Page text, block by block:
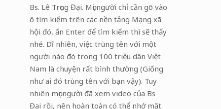
Bs. Lê Trọng Đại. Mọi người chỉ cần gõ vào
ô tìm kiếm trên các nền tảng Mạng xã
hội đó, ấn Enter để tìm kiếm thì sẽ thấy
nhé. Dĩ nhiên, việc trùng tên với một
người nào đó trong 100 triệu dân Việt
Nam là chuyện rất bình thường (Giống
như ai đó trùng tên với bạn vậy). Tuy
nhiên mọi người đã xem video của Bs
Đại rồi, nên hoàn toàn có thể nhớ mặt